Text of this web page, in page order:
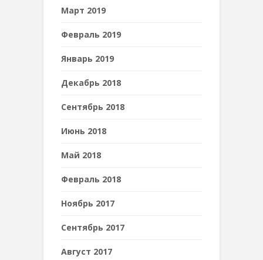
Март 2019
Февраль 2019
Январь 2019
Декабрь 2018
Сентябрь 2018
Июнь 2018
Май 2018
Февраль 2018
Ноябрь 2017
Сентябрь 2017
Август 2017